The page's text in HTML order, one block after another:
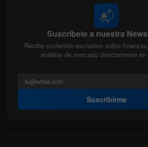
📬
Suscríbete a nuestra
Recibe contenido exclusivo sobre
análisis de mercado directamente en
Suscribirme